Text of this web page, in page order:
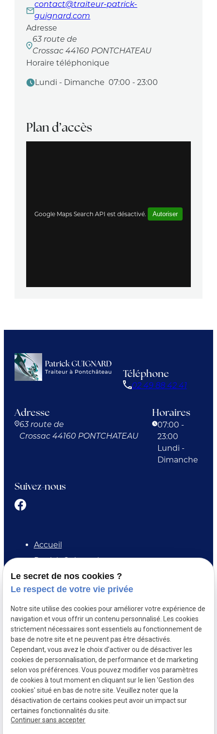
contact@traiteur-patrick-
guignard.com
Adresse
63 route de
Crossac 44160 PONTCHATEAU
Horaire téléphonique
Lundi - Dimanche 07:00 - 23:00
Plan d’accès
Google Maps Search API est désactivé. Autoriser
Téléphone
02 49 88 42 41
Adresse
63 route de
Crossac 44160 PONTCHATEAU
Horaires
07:00 -
23:00
Lundi -
Dimanche
Suivez-nous
Accueil
Patrick Guignard
Prestations
Plats chauds et menus
Galerie photos
Actualités
Devis
Contact
Mentions
légales
Politique de
confidentialité
Gestion
des
Plan
Siret :53753802700013
Le secret de nos cookies ?
Le respect de votre vie privée
Notre site utilise des cookies pour améliorer votre expérience de
navigation et vous offrir un contenu personnalisé. Les cookies
strictement nécessaires sont essentiels au fonctionnement de
base de notre site et ne peuvent pas être désactivés.
Cependant, vous avez le choix d'activer ou de désactiver les
cookies de personnalisation, de performance et de marketing
selon vos préférences. Vous pouvez modifier vos paramètres
de cookies à tout moment en cliquant sur le lien 'Gestion des
cookies' situé en bas de notre site. Veuillez noter que la
désactivation de certains cookies peut avoir un impact sur
certaines fonctionnalités du site.
Continuer sans accepter